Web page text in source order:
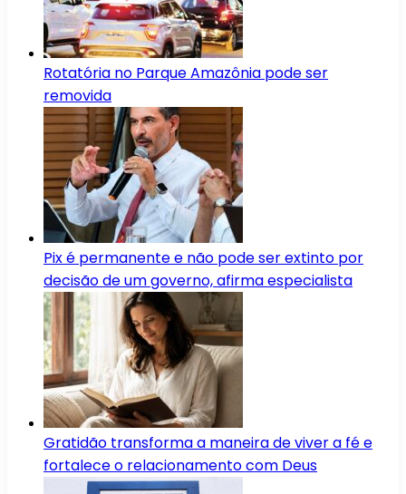
Rotatória no Parque Amazônia pode ser
removida
Pix é permanente e não pode ser extinto por
decisão de um governo, afirma especialista
Gratidão transforma a maneira de viver a fé e
fortalece o relacionamento com Deus